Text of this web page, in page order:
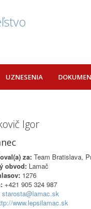
UZNESENIA
Igor
za: Team Bratislava,
obvod: Lamač
1276
+421 905 324 987
starosta@lamac.sk
www.lepsilamac.sk